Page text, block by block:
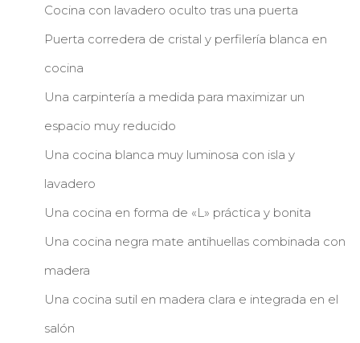
Cocina con lavadero oculto tras una puerta
Puerta corredera de cristal y perfilería blanca en
cocina
Una carpintería a medida para maximizar un
espacio muy reducido
Una cocina blanca muy luminosa con isla y
lavadero
Una cocina en forma de «L» práctica y bonita
Una cocina negra mate antihuellas combinada con
madera
Una cocina sutil en madera clara e integrada en el
salón